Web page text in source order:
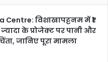
विशाखापट्टनम में ₹1
के प्रोजेक्ट पर पानी और
जानिए पूरा मामला